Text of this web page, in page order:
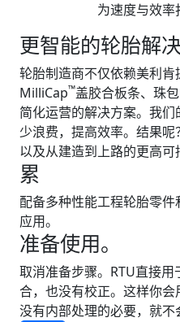
为速度与效
更智能的轮胎解
轮胎制造商不仅依赖美利
MilliCap™盖胶合板条、珠
简化运营的解决方案。我
少浪费，提高效率。结果呢
以及从建造到上路的更高可
累
配备多种性能工程轮胎零
应用。
准备使用。
取消准备步骤。RTU直接
合，也没有校正。这样你会
没有内部处理的必要，就不